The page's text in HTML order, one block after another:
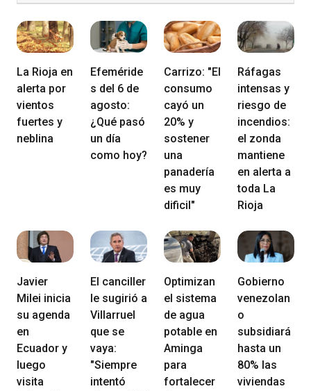
La Rioja en
alerta por
vientos
fuertes y
neblina
Efeméride
s del 6 de
agosto:
¿Qué pasó
un día
como hoy?
Carrizo: "El
consumo
cayó un
20% y
sostener
una
panadería
es muy
dificil"
Ráfagas
intensas y
riesgo de
incendios:
el zonda
mantiene
en alerta a
toda La
Rioja
Javier
Milei inicia
su agenda
en
Ecuador y
luego
visita
El canciller
le sugirió a
Villarruel
que se
vaya:
"Siempre
intentó
Optimizan
el sistema
de agua
potable en
Aminga
para
fortalecer
Gobierno
venezolan
o
subsidiará
hasta un
80% las
viviendas